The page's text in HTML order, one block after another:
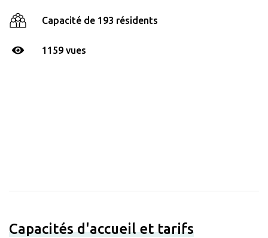
Capacité de 193 résidents
1159 vues
Capacités d'accueil et tarifs